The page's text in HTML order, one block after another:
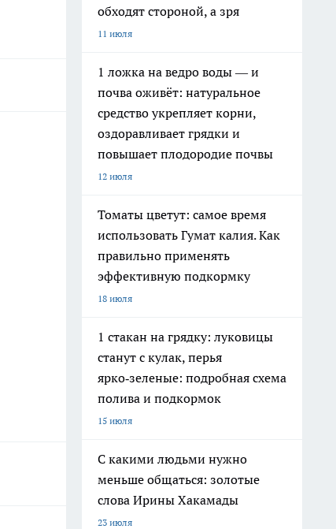
обходят стороной, а зря
11 июля
1 ложка на ведро воды — и
почва оживёт: натуральное
средство укрепляет корни,
оздоравливает грядки и
повышает плодородие почвы
12 июля
Томаты цветут: самое время
использовать Гумат калия. Как
правильно применять
эффективную подкормку
18 июля
1 стакан на грядку: луковицы
станут с кулак, перья
ярко‑зеленые: подробная схема
полива и подкормок
15 июля
С какими людьми нужно
меньше общаться: золотые
слова Ирины Хакамады
23 июля